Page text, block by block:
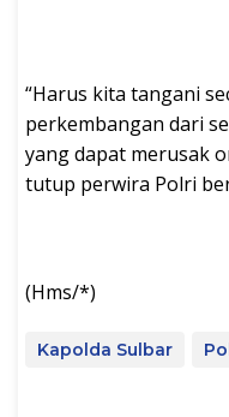
“Harus kita tangani
perkembangan dari
yang dapat merusak
tutup perwira Polri
(Hms/*)
Kapolda Sulbar